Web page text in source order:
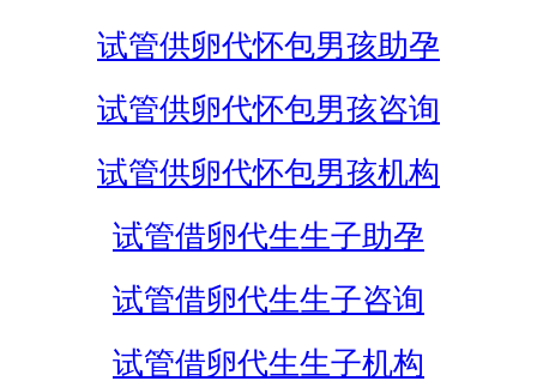
试管供卵代怀包男孩助孕
试管供卵代怀包男孩咨询
试管供卵代怀包男孩机构
试管借卵代生生子助孕
试管借卵代生生子咨询
试管借卵代生生子机构